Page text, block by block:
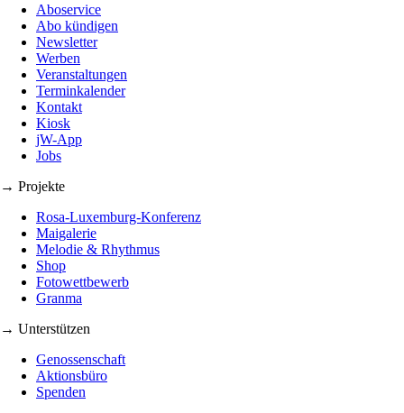
Aboservice
Abo kündigen
Newsletter
Werben
Veranstaltungen
Terminkalender
Kontakt
Kiosk
jW-App
Jobs
→ Projekte
Rosa-Luxemburg-Konferenz
Maigalerie
Melodie & Rhythmus
Shop
Fotowettbewerb
Granma
→ Unterstützen
Genossenschaft
Aktionsbüro
Spenden